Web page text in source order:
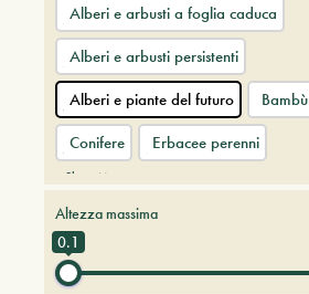
Alberi e arbusti a foglia caduca
Alberi e arbusti persistenti
Alberi e piante del futuro
Bambù
Conifere
Erbacee perenni
+ Show More
Altezza massima
0.1